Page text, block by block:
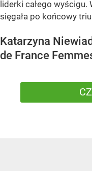
liderki całego wyścigu.
sięgała po końcowy
Katarzyna
de France